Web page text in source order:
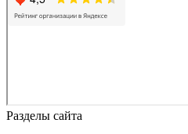
Разделы сайта